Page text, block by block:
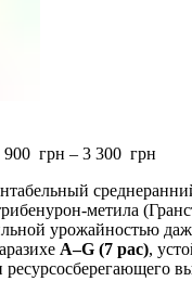
900 грн – 3 300 грн
метила
урожайностью
A–G (7 рас),